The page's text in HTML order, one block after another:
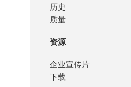
历史
质量
资源
企业宣传片
下载